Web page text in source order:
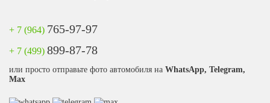
+ 7 (964) 765-97-97
+ 7 (499) 899-87-78
или просто отправьте фото автомобиля на WhatsApp, Telegram,
Max